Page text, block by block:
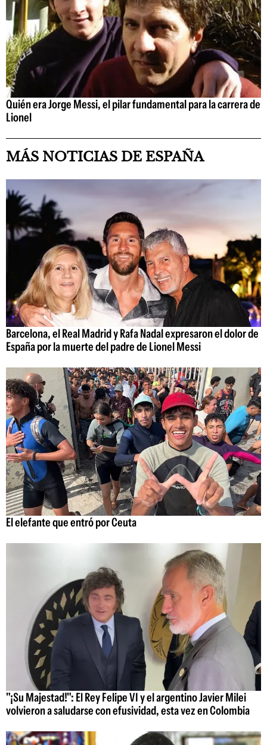
Quién era Jorge Messi, el pilar fundamental para la carrera de
Lionel
MÁS NOTICIAS DE ESPAÑA
Barcelona, el Real Madrid y Rafa Nadal expresaron el dolor de
España por la muerte del padre de Lionel Messi
El elefante que entró por Ceuta
"¡Su Majestad!": El Rey Felipe VI y el argentino Javier Milei
volvieron a saludarse con efusividad, esta vez en Colombia